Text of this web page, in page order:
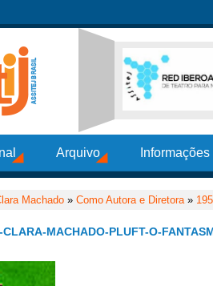
Arquivo
Machado » Como Autora e Diretora»
MACHADO-PLUFT-O-